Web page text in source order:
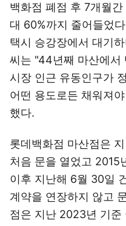
백화점 폐점 후 7개월
대 60%까지 줄어들었
택시 승강장에서 대기
씨는 "44년째 마산에서
시장 인근 유동인구가
어떤 용도로든 채워져
했다.
롯데백화점 마산점은
처음 문을 열었고 2015
이후 지난해 6월 30일
계약을 연장하지 않고
점은 지난 2023년 기준